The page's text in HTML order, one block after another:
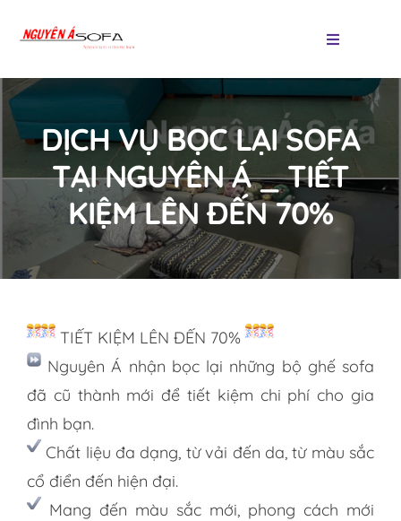
Toggle
Các loại sofa
Sản phẩm
Thảm trang trí
Liên hệ
DỊCH VỤ BỌC LẠI SOFA
TẠI NGUYÊN Á _ TIẾT
KIỆM LÊN ĐẾN 70%
TIẾT KIỆM LÊN ĐẾN 70%
Nguyên Á nhận bọc lại những bộ ghế sofa
đã cũ thành mới để tiết kiệm chi phí cho gia
đình bạn.
Chất liệu đa dạng, từ vải đến da, từ màu sắc
cổ điển đến hiện đại.
Mang đến màu sắc mới, phong cách mới